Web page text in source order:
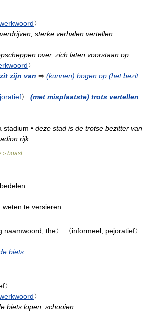
〉
sterke verhalen vertellen
over, zich laten voorstaan op
〉
zijn van ⇒ (kunnen) bogen op (het bezit
〉
(met misplaatste) trots vertellen
stadium • deze stad is de trotse bezitter van
rijk
> boast
weten te versieren
naamwoord; the〉
〈informeel; pejoratief〉
biets
〉
〉
biets lopen, schooien